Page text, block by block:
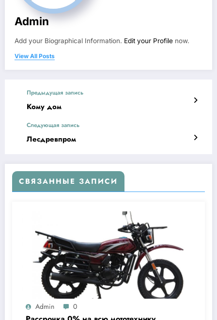
Admin
Add your Biographical Information. Edit your Profile now.
View All Posts
Предыдущая запись
Кому дом
Следующая запись
Лесдревпром
СВЯЗАННЫЕ ЗАПИСИ
Admin 0